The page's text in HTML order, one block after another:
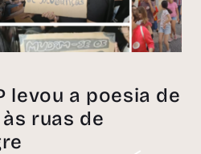
levou a poesia de
ruas de